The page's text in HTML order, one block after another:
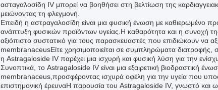
ασταγαλοσίδη IV μπορεί να βοηθήσει στη βελτίωση της
μειώνοντας τη φλεγμονή.
Επειδή η αστραγαλοσίδη είναι μια φυσική ένωση με καθιερωμένο
ανάπτυξη φυσικών προϊόντων υγείας.Η καθαρότητα και η συνοχή
αξιόπιστο συστατικό για τους παρασκευαστές που επιδιώκουν να
membranaceusΕίτε χρησιμοποιείται σε συμπληρώματα διατροφής,
η Astragaloside IV παρέχει μια ισχυρή και φυσική λύση για την
Συνοπτικά, το Astragaloside IV είναι μια εξαιρετική βιοδραστική
membranaceus,προσφέροντας ισχυρά οφέλη για την υγεία που
επιστημονική έρευναΗ παρουσία του Astragaloside IV, γνωστό και